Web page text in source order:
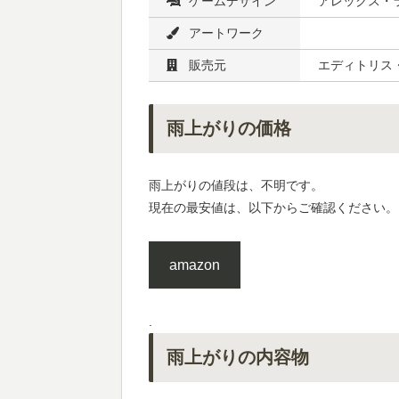
アートワーク
販売元 エディトリス
雨上がりの価格
雨上がりの値段は、不明です。
現在の最安値は、以下からご確認ください。
amazon
.
雨上がりの内容物